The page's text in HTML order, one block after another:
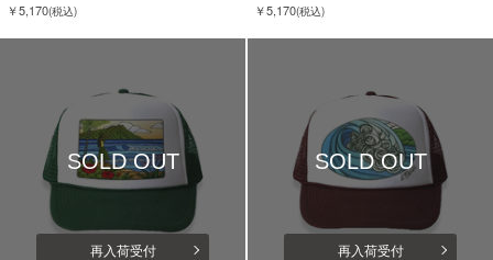
￥5,170(税込)
￥5,170(税込)
SOLD OUT
再入荷受付
SOLD OUT
再入荷受付